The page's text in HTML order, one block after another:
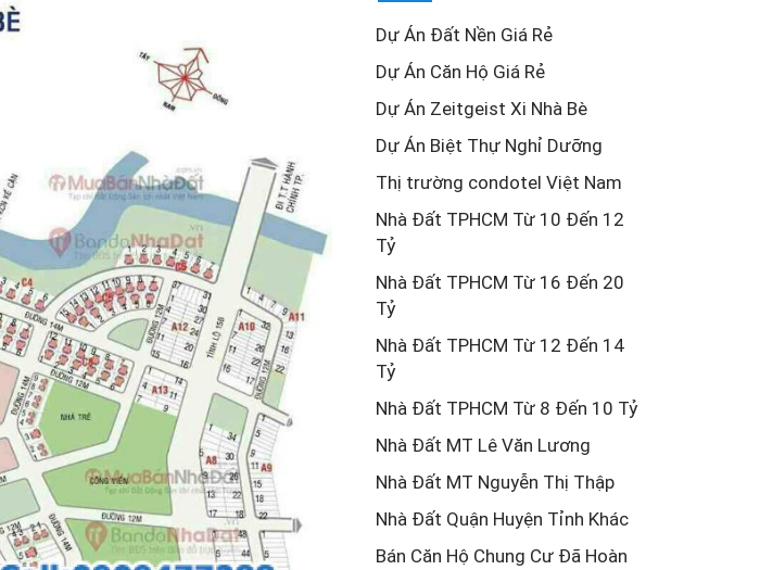
Dự Án Đất Nền Giá Rẻ
Dự Án Căn Hộ Giá Rẻ
Dự Án Zeitgeist Xi Nhà Bè
Dự Án Biệt Thự Nghỉ Dưỡng
Thị trường condotel Việt Nam
Nhà Đất TPHCM Từ 10 Đến 12
Tỷ
Nhà Đất TPHCM Từ 16 Đến 20
Tỷ
Nhà Đất TPHCM Từ 12 Đến 14
Tỷ
Nhà Đất TPHCM Từ 8 Đến 10 Tỷ
Nhà Đất MT Lê Văn Lương
Nhà Đất MT Nguyễn Thị Thập
Nhà Đất Quận Huyện Tỉnh Khác
Bán Căn Hộ Chung Cư Đã Hoàn